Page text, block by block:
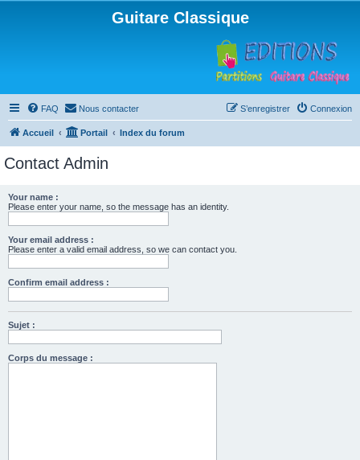
Guitare Classique
FAQ Nous contacter Connexion
S’enregistrer
Accueil Portail Index du forum
Contact Admin
Your name :
Please enter your name, so the message has an identity.
Your email address :
Please enter a valid email address, so we can contact you.
Confirm email address :
Sujet :
Corps du message :